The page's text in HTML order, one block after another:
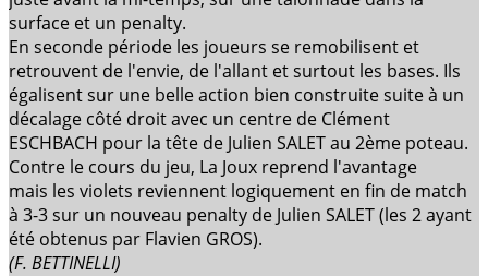
surface et un penalty.
En seconde période les joueurs se remobilisent et
retrouvent de l'envie, de l'allant et surtout les bases. Ils
égalisent sur une belle action bien construite suite à un
décalage côté droit avec un centre de Clément
ESCHBACH pour la tête de Julien SALET au 2ème poteau.
Contre le cours du jeu, La Joux reprend l'avantage
mais les violets reviennent logiquement en fin de match
à 3-3 sur un nouveau penalty de Julien SALET (les 2 ayant
été obtenus par Flavien GROS).
(F. BETTINELLI)